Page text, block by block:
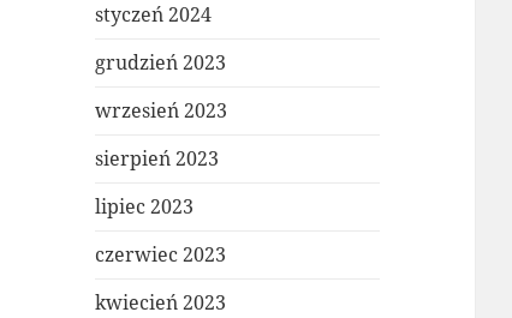
styczeń 2024
grudzień 2023
wrzesień 2023
sierpień 2023
lipiec 2023
czerwiec 2023
kwiecień 2023